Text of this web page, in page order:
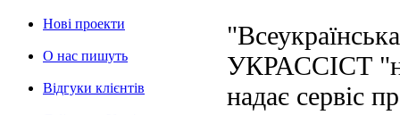
Нові проекти
О нас пишуть
Відгуки клієнтів
УКРАССІСТ
надає сервіс